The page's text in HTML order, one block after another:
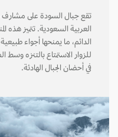
تقع جبال السودة على مشارف
العربية السعودية. تتميز هذه
الدائم، ما يمنحها أجواء
للزوار الاستمتاع بالتنزه وسط
في أحضان الجبال الهادئة.